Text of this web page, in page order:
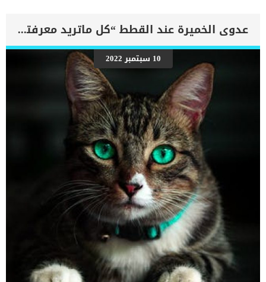
يمكن لإصابات الحالب ان تتسبب فى رد البول مرة أخرى إلى الكليتين
وتسبب مضاعفات صحية شديدة جدا للكلب قد تصل الى الوفاة. لا تتردد
ابدا فى اتخاذ هذا الإجراء الطبي فهو يضمن لكلبك عمر اطول وصحة
جيدة. اقرأ ايضا: حصوات البول عند الكلاب “مقال شامل” كما انا لكلاب
التى تعرضت لعملية التعقيم معرضة للخضوع لهذه العملية أكثر من الكلاب
العادية. إجراءات جراحة الحالب عند الكلاب قبل البدء فى الجراحة سيخضع
الكلب الى العديد من الفحوصات الجسدية.اولا سيخضع الى الاشاعات
السينية والتصوير للكشف عن ادق واوضح صورة للتلف الذى يصيب
الحالب.كما سيخضع الى بعض […]
عدوى الخميرة عند القطط “كل ماتريد معرفته”
10 سبتمبر 2022